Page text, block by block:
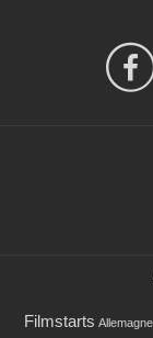
Filmstarts Allemagne